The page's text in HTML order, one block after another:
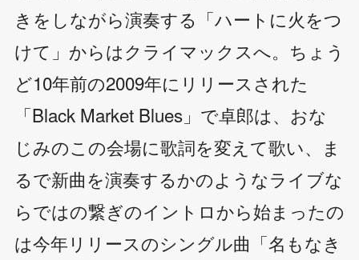
きをしながら演奏する「ハートに火をつ
けて」からはクライマックスへ。ちょう
ど10年前の2009年にリリースされた
「Black Market Blues」で卓郎は、おな
じみのこの会場に歌詞を変えて歌い、ま
るで新曲を演奏するかのようなライブな
らではの繋ぎのイントロから始まったの
は今年リリースのシングル曲「名もなき